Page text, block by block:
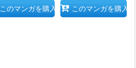
このマンガを購入 このマンガを購入